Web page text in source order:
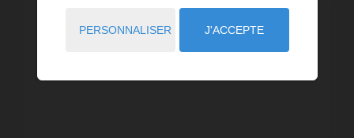
PERSONNALISER J'ACCEPTE